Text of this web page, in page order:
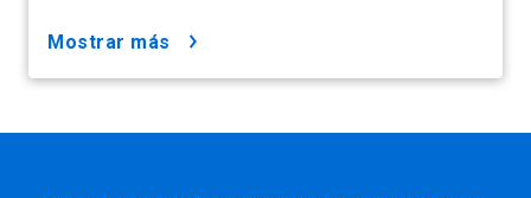
mostrar más